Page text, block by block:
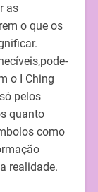
as
o que os
o I Ching
pelos
quanto
como
realidade.